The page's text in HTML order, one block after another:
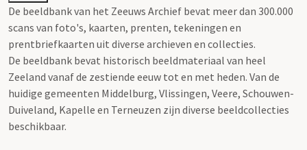
De beeldbank van het Zeeuws Archief bevat meer dan 300.000
scans van foto's, kaarten, prenten, tekeningen en
prentbriefkaarten uit diverse archieven en collecties.
De beeldbank bevat historisch beeldmateriaal van heel
Zeeland vanaf de zestiende eeuw tot en met heden. Van de
huidige gemeenten Middelburg, Vlissingen, Veere, Schouwen-
Duiveland, Kapelle en Terneuzen zijn diverse beeldcollecties
beschikbaar.